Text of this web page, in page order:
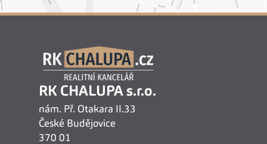
RK CHALUPA s.r.o.
nám. Př. Otakara II.33
České Budějovice
370 01